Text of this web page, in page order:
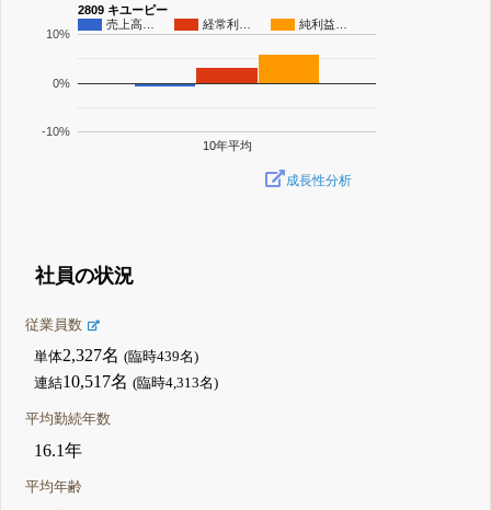
2809 キユーピー
売上高…
経常利… 純利益…
10年平均
-10%
0%
10%
成長性分析
社員の状況
従業員数
単体2,327名(臨時439名)
連結10,517名(臨時4,313名)
平均勤続年数
16.1年
平均年齢